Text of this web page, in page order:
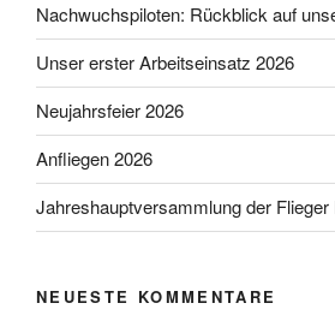
Nachwuchspiloten: Rückblick auf
Unser erster Arbeitseinsatz 2026
Neujahrsfeier 2026
Anfliegen 2026
Jahreshauptversammlung der
NEUESTE KOMMENTARE